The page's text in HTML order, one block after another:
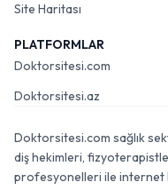
Site Haritası
PLATFORMLAR
Doktorsitesi.com
Doktorsitesi.az
Doktorsitesi.com sağlık
diş hekimleri,
profesyonelleri ile internet